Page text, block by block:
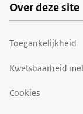
Over deze site
Toegankelijkheid
Kwetsbaarheid
Cookies